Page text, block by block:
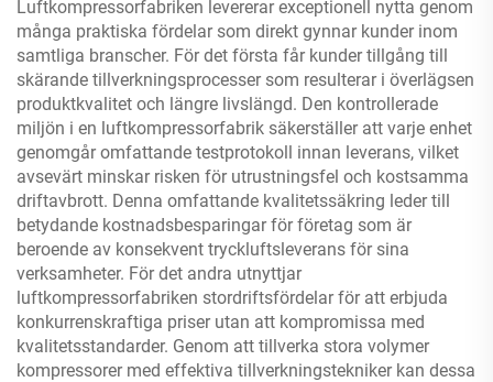
Luftkompressorfabriken levererar exceptionell nytta genom
många praktiska fördelar som direkt gynnar kunder inom
samtliga branscher. För det första får kunder tillgång till
skärande tillverkningsprocesser som resulterar i överlägsen
produktkvalitet och längre livslängd. Den kontrollerade
miljön i en luftkompressorfabrik säkerställer att varje enhet
genomgår omfattande testprotokoll innan leverans, vilket
avsevärt minskar risken för utrustningsfel och kostsamma
driftavbrott. Denna omfattande kvalitetssäkring leder till
betydande kostnadsbesparingar för företag som är
beroende av konsekvent tryckluftsleverans för sina
verksamheter. För det andra utnyttjar
luftkompressorfabriken stordriftsfördelar för att erbjuda
konkurrenskraftiga priser utan att kompromissa med
kvalitetsstandarder. Genom att tillverka stora volymer
kompressorer med effektiva tillverkningstekniker kan dessa